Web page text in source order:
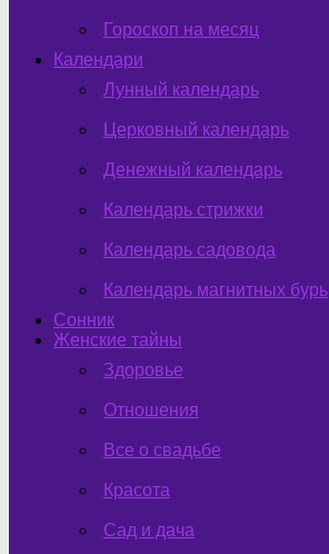
Гороскоп на месяц
Календари
Лунный календарь
Церковный календарь
Денежный календарь
Календарь стрижки
Календарь садовода
Календарь магнитных бурь
Сонник
Женские тайны
Здоровье
Отношения
Все о свадьбе
Красота
Сад и дача